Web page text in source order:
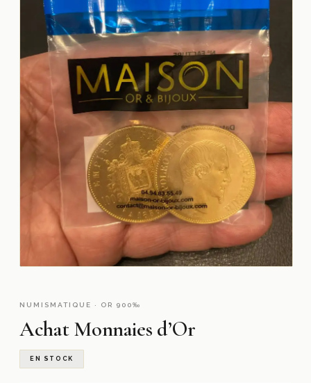
NUMISMATIQUE · OR 900‰
Achat Monnaies d’Or
EN STOCK